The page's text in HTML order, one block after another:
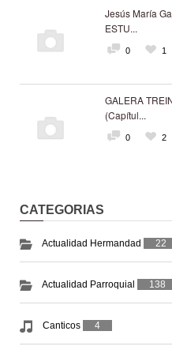
Jesús María
ESTU...
0 1
GALERA
(Capítul...
0 2
CATEGORIAS
Actualidad Hermandad 22
Actualidad Parroquial 138
Canticos 4